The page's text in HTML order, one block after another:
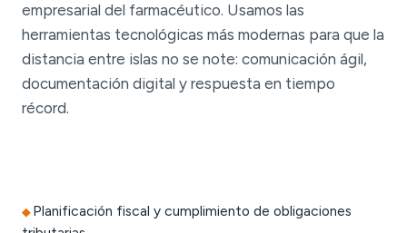
empresarial del farmacéutico. Usamos las
herramientas tecnológicas más modernas para que la
distancia entre islas no se note: comunicación ágil,
documentación digital y respuesta en tiempo
récord.
Planificación fiscal y cumplimiento de obligaciones